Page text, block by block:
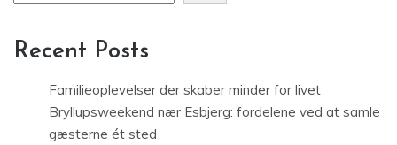
Recent Posts
Familieoplevelser der skaber minder for livet
Bryllupsweekend nær Esbjerg: fordelene ved at samle
gæsterne ét sted